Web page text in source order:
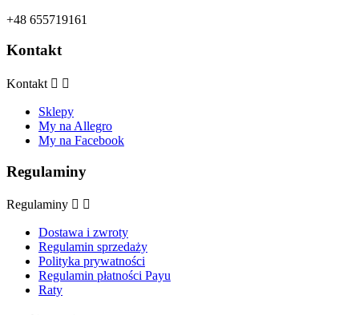
+48 655719161
Kontakt
Kontakt  
Sklepy
My na Allegro
My na Facebook
Regulaminy
Regulaminy  
Dostawa i zwroty
Regulamin sprzedaży
Polityka prywatności
Regulamin płatności Payu
Raty